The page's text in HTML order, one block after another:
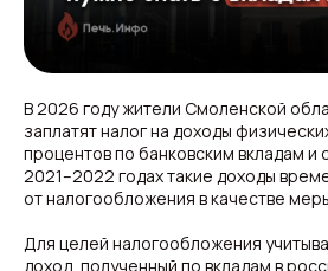
В 2026 году жители Смоленской
заплатят налог на доходы
процентов по банковским вкладам и
2021–2022 годах такие доходы
от налогообложения в качестве
Для целей налогообложения
доход, полученный по вкладам в